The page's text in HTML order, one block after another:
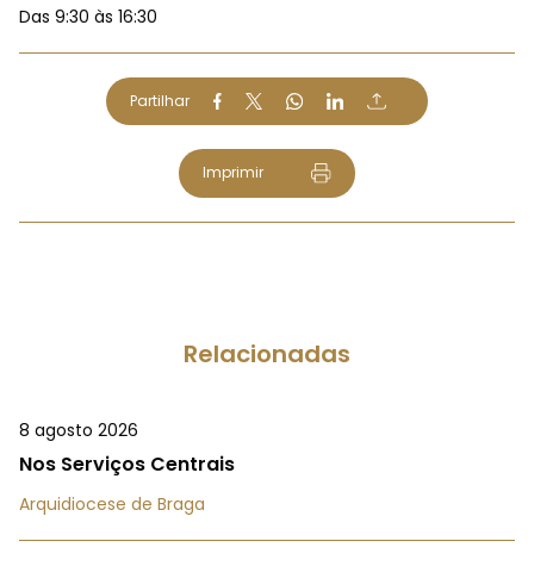
Das 9:30 às 16:30
Partilhar
Imprimir
Relacionadas
8 agosto 2026
Nos Serviços Centrais
Arquidiocese de Braga